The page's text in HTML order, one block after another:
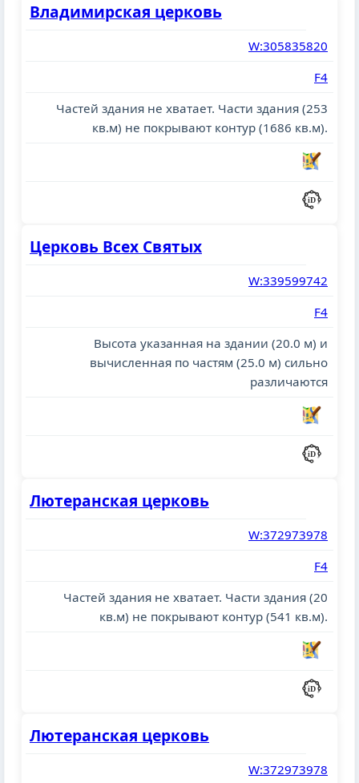
Владимирская церковь
W:305835820
F4
Частей здания не хватает. Части здания (253
кв.м) не покрывают контур (1686 кв.м).
Церковь Всех Святых
W:339599742
F4
Высота указанная на здании (20.0 м) и
вычисленная по частям (25.0 м) сильно
различаются
Лютеранская церковь
W:372973978
F4
Частей здания не хватает. Части здания (20
кв.м) не покрывают контур (541 кв.м).
Лютеранская церковь
W:372973978